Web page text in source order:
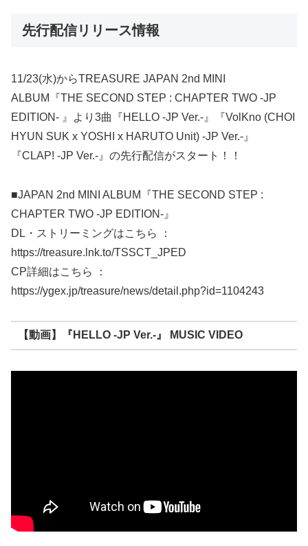
先行配信リリース情報
11/23(水)からTREASURE JAPAN 2nd MINI
ALBUM『THE SECOND STEP : CHAPTER TWO -JP
EDITION- 』より3曲『HELLO -JP Ver.-』『VolKno (CHOI
HYUN SUK x YOSHI x HARUTO Unit) -JP Ver.-』
『CLAP! -JP Ver.-』の先行配信がスタート！！
■JAPAN 2nd MINI ALBUM『THE SECOND STEP :
CHAPTER TWO -JP EDITION-』
DL・ストリーミングはこちら ：
https://treasure.lnk.to/TSSCT_JPED
CP詳細はこちら ：
https://ygex.jp/treasure/news/detail.php?id=1104243
【動画】『HELLO -JP Ver.-』 MUSIC VIDEO